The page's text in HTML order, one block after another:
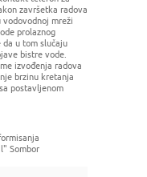
završetka radova
mreži
prolaznog
da u tom slučaju
bistre vode.
izvođenja radova
brzinu kretanja
postavljenom
Sombor